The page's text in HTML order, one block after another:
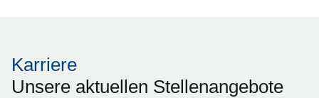
Karriere
Unsere aktuellen Stellenangebote